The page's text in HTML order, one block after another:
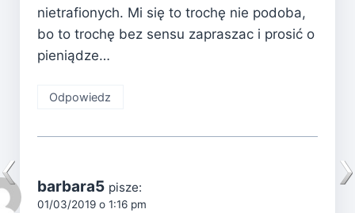
nietrafionych. Mi się to trochę nie podoba,
bo to trochę bez sensu zapraszac i prosić o
pieniądze…
Odpowiedz
barbara5 pisze:
01/03/2019 o 1:16 pm